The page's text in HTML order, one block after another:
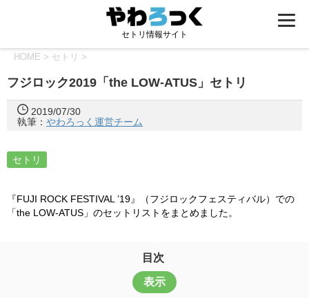
セトリ情報サイト
HOME > セトリ >
フジロック2019「the LOW-ATUS」セトリ
2019/07/30
執筆： やわろっく運営チーム
セトリ
『FUJI ROCK FESTIVAL ’19』（フジロックフェスティバル）での
「the LOW-ATUS」のセットリストをまとめました。
目次
表示